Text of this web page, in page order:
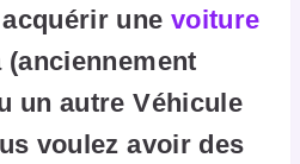
une voiture
(anciennement
un autre Véhicule
voulez avoir des